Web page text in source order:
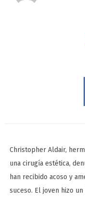
Christopher Aldair,
una cirugía estética,
han recibido acoso y
suceso. El joven hizo